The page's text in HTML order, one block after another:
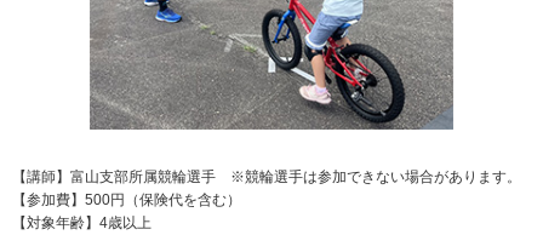
【講師】富山支部所属競輪選手 ※競輪選手は参加できない場合があります。
【参加費】500円（保険代を含む）
【対象年齢】4歳以上